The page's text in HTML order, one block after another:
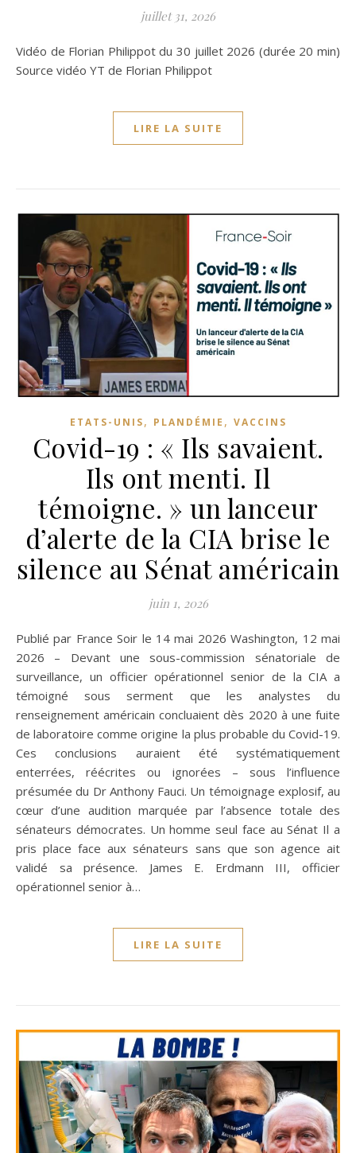
juillet 31, 2026
Vidéo de Florian Philippot du 30 juillet 2026 (durée 20 min)
Source vidéo YT de Florian Philippot
LIRE LA SUITE
ETATS-UNIS, PLANDÉMIE , VACCINS
Covid-19 : « Ils savaient.
Ils ont menti. Il
témoigne. » un lanceur
d’alerte de la CIA brise le
silence au Sénat américain
juin 1, 2026
Publié par France Soir le 14 mai 2026 Washington, 12 mai
2026 – Devant une sous-commission sénatoriale de
surveillance, un officier opérationnel senior de la CIA a
témoigné sous serment que les analystes du
renseignement américain concluaient dès 2020 à une fuite
de laboratoire comme origine la plus probable du Covid-19.
Ces conclusions auraient été systématiquement
enterrées, réécrites ou ignorées – sous l’influence
présumée du Dr Anthony Fauci. Un témoignage explosif, au
cœur d’une audition marquée par l’absence totale des
sénateurs démocrates. Un homme seul face au Sénat Il a
pris place face aux sénateurs sans que son agence ait
validé sa présence. James E. Erdmann III, officier
opérationnel senior à…
LIRE LA SUITE